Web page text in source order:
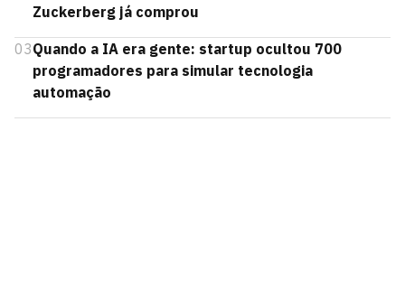
Zuckerberg já comprou
03Quando a IA era gente: startup ocultou 700
programadores para simular tecnologia
automação